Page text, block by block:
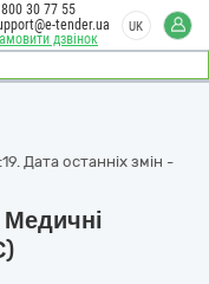
дзвінок
30 77 55
tender.ua
UK
Дата останніх змін -